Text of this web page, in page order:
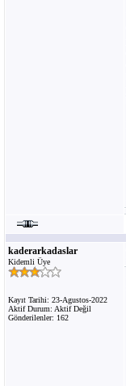
kaderarkadaslar
Kidemli Üye
Kayıt Tarihi: 23-Agustos-2022
Aktif Durum: Aktif Değil
Gönderilenler: 162